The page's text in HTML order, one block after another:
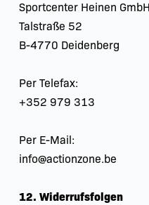
Sportcenter Heinen GmbH
Talstraße 52
B-4770 Deidenberg
Per Telefax:
+352 979 313
Per E-Mail:
info@actionzone.be
12. Widerrufsfolgen